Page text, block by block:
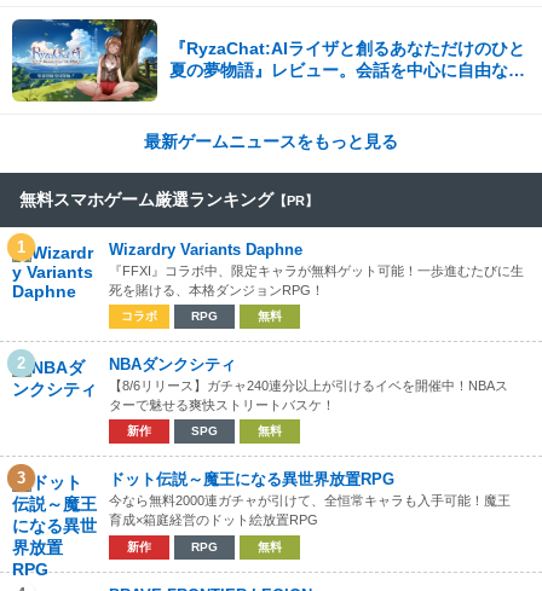
『RyzaChat:AIライザと創るあなただけのひと
夏の夢物語』レビュー。会話を中心に自由な冒
最新ゲームニュースをもっと見る
無料スマホゲーム厳選ランキング 【PR】
1 Wizardry Variants Daphne
『FFXI』コラボ中、限定キャラが無料ゲット可能！一歩進むたびに生
死を賭ける、本格ダンジョンRPG！
コラボ RPG 無料
2 NBAダンクシティ
【8/6リリース】ガチャ240連分以上が引けるイベを開催中！NBAス
ターで魅せる爽快ストリートバスケ！
新作 SPG 無料
3 ドット伝説～魔王になる異世界放置RPG
今なら無料2000連ガチャが引けて、全恒常キャラも入手可能！魔王
育成×箱庭経営のドット絵放置RPG
新作 RPG 無料